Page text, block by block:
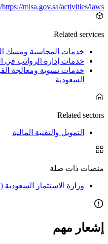
https://misa.gov.sa/activities/laws/
Related services
خدمات المحاسبة ومسك
خدمات إدارة الرواتب في
خدمات تسوية ومعالجة
السعودية
Related sectors
التمويل والتقنية المالية
منصات ذات صلة
وزارة الاستثمار السعودية
إشعار مهم